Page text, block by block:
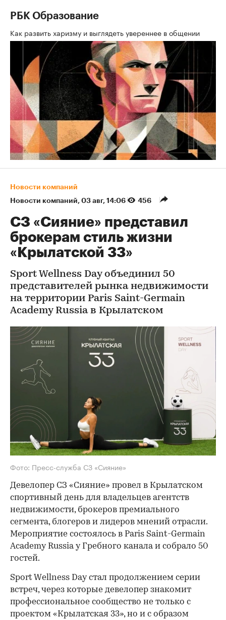
РБК Образование
Как развить харизму и выглядеть увереннее в общении
Новости компаний
Новости компаний⁠, 03 авг, 14:06 456
СЗ «Сияние» представил
брокерам стиль жизни
«Крылатской 33»
Sport Wellness Day объединил 50
представителей рынка недвижимости
на территории Paris Saint-Germain
Academy Russia в Крылатском
Фото: Пресс-служба СЗ «Сияние»
Девелопер СЗ «Сияние» провел в Крылатском
спортивный день для владельцев агентств
недвижимости, брокеров премиального
сегмента, блогеров и лидеров мнений отрасли.
Мероприятие состоялось в Paris Saint-Germain
Academy Russia у Гребного канала и собрало 50
гостей.
Sport Wellness Day стал продолжением серии
встреч, через которые девелопер знакомит
профессиональное сообщество не только с
проектом «Крылатская 33», но и с образом